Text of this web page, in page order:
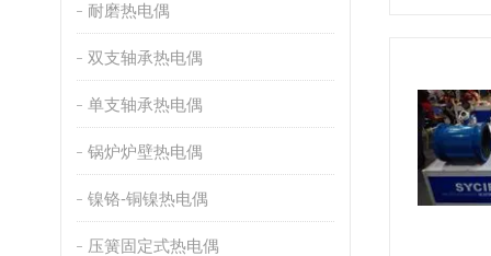
耐磨热电偶
双支轴承热电偶
单支轴承热电偶
锅炉炉壁热电偶
镍铬-铜镍热电偶
压簧固定式热电偶